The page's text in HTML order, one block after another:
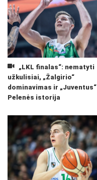
„LKL finalas“: nematyti
užkulisiai, „Žalgirio“
dominavimas ir „Juventus“
Pelenės istorija